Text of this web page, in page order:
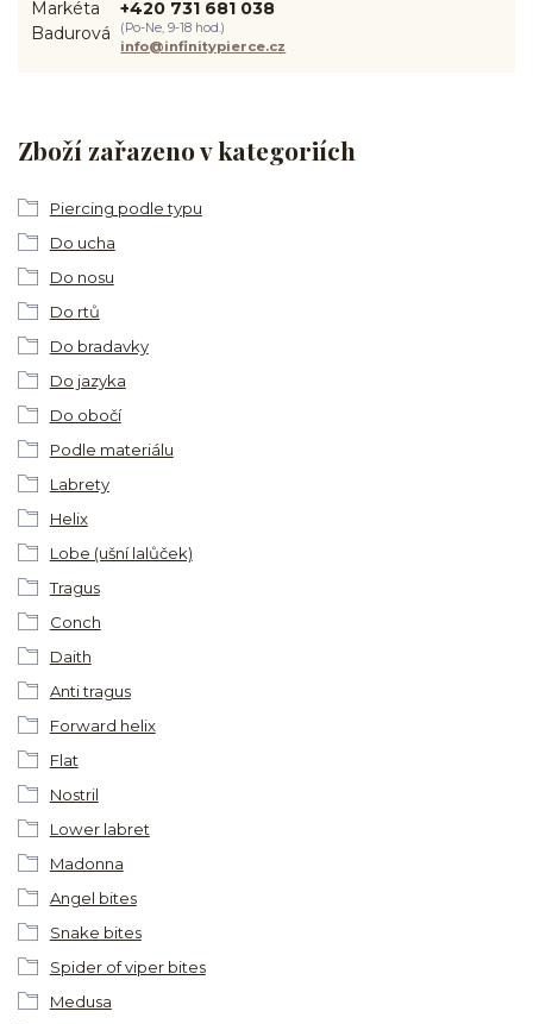
Zboží zařazeno v kategoriích
Piercing podle typu
Do ucha
Do nosu
Do rtů
Do bradavky
Do jazyka
Do obočí
Podle materiálu
Labrety
Helix
Lobe (ušní lalůček)
Tragus
Conch
Daith
Anti tragus
Forward helix
Flat
Nostril
Lower labret
Madonna
Angel bites
Snake bites
Spider of viper bites
Medusa
+420 731 681 038
(Po-Ne, 9-18 hod.)
info@infinitypierce.cz